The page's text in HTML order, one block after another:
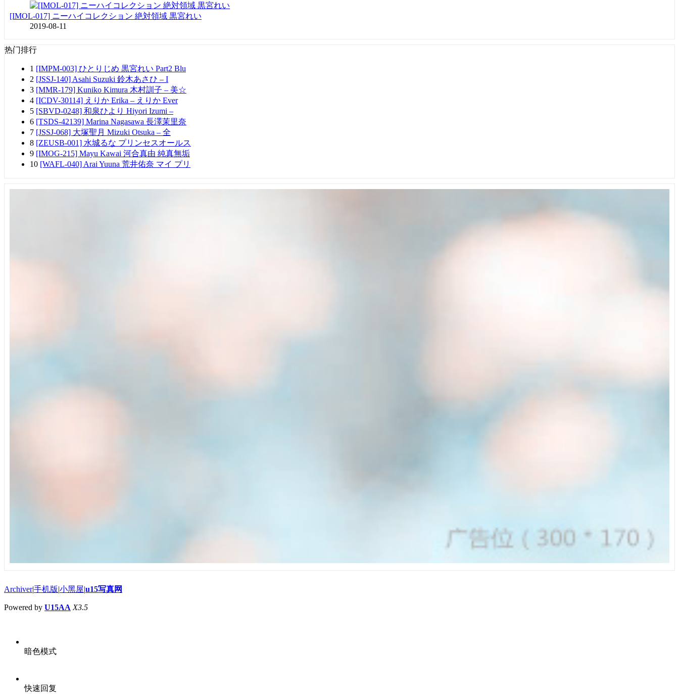
[IMOL-017] ニーハイコレクション 絶対領域 黒宮れい
2019-08-11
热门排行
1 [IMPM-003] ひとりじめ 黒宮れい Part2 Blu
2 [JSSJ-140] Asahi Suzuki 鈴木あさひ – I
3 [MMR-179] Kuniko Kimura 木村訓子 – 美☆
4 [ICDV-30114] えりか Erika – えりか Ever
5 [SBVD-0248] 和泉ひより Hiyori Izumi –
6 [TSDS-42139] Marina Nagasawa 長澤茉里奈
7 [JSSJ-068] 大塚聖月 Mizuki Otsuka – 全
8 [ZEUSB-001] 水城るな プリンセスオールス
9 [IMOG-215] Mayu Kawai 河合真由 純真無垢
10 [WAFL-040] Arai Yuuna 荒井佑奈 マイ プリ
Archiver|手机版|小黑屋|u15写真网
Powered by U15AA X3.5
暗色模式
快速回复